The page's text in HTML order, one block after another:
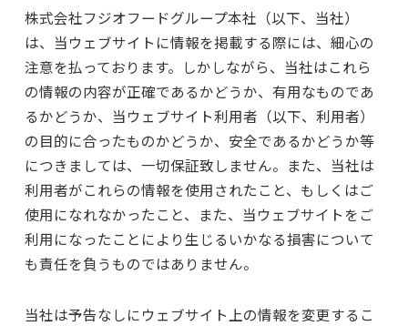
株式会社フジオフードグループ本社（以下、当社）
は、当ウェブサイトに情報を掲載する際には、細心の
注意を払っております。しかしながら、当社はこれら
の情報の内容が正確であるかどうか、有用なものであ
るかどうか、当ウェブサイト利用者（以下、利用者）
の目的に合ったものかどうか、安全であるかどうか等
につきましては、一切保証致しません。また、当社は
利用者がこれらの情報を使用されたこと、もしくはご
使用になれなかったこと、また、当ウェブサイトをご
利用になったことにより生じるいかなる損害について
も責任を負うものではありません。
当社は予告なしにウェブサイト上の情報を変更するこ